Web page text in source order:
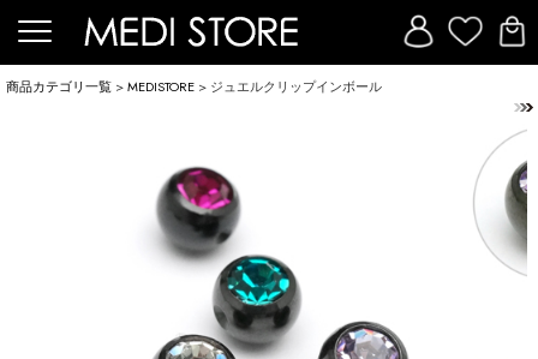
商品カテゴリ一覧 >MEDISTORE > ジュエルクリップインボール